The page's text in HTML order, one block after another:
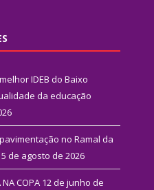
IDEB do Baixo
da educação
no Ramal da
5 de agosto de 2026
COPA 12 de junho de